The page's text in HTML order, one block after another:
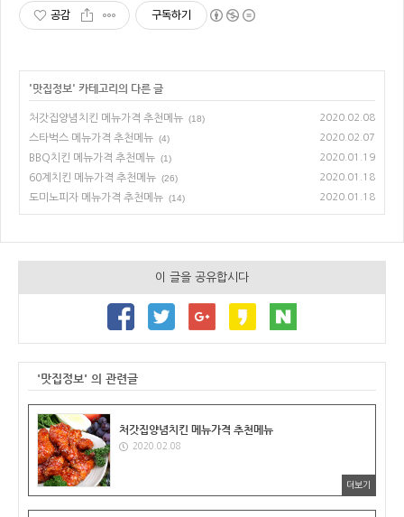
공감 구독하기
'맛집정보' 카테고리의 다른 글
처갓집양념치킨 메뉴가격 추천메뉴 (18) 2020.02.08
스타벅스 메뉴가격 추천메뉴 (4) 2020.02.07
BBQ치킨 메뉴가격 추천메뉴 (1) 2020.01.19
60계치킨 메뉴가격 추천메뉴 (26) 2020.01.18
도미노피자 메뉴가격 추천메뉴 (14) 2020.01.18
이 글을 공유합시다
'맛집정보' 의 관련글
처갓집양념치킨 메뉴가격 추천메뉴
2020.02.08
더보기